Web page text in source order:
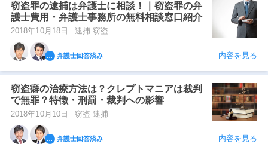
窃盗罪の逮捕は弁護士に相談！｜窃盗罪の弁
護士費用・弁護士事務所の無料相談窓口紹介
2018年10月18日 逮捕 窃盗
弁護士回答済み 内容を見る
窃盗癖の治療方法は？クレプトマニアは裁判
で無罪？特徴・刑罰・裁判への影響
2018年10月10日 窃盗 逮捕
弁護士回答済み 内容を見る